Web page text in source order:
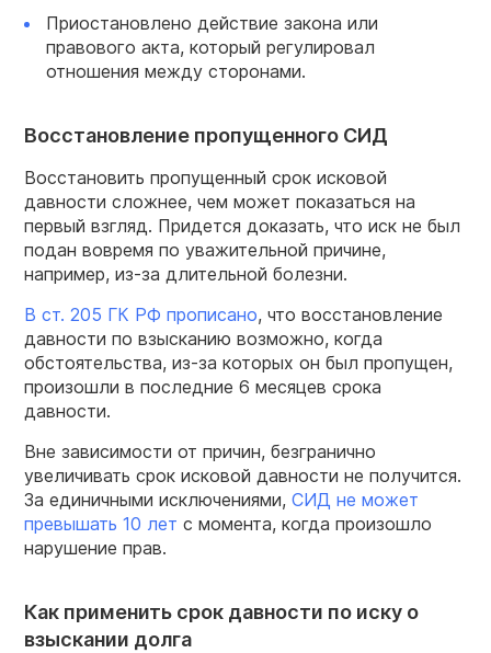
Приостановлено действие закона или
правового акта, который регулировал
отношения между сторонами.
Восстановление пропущенного СИД
Восстановить пропущенный срок исковой
давности сложнее, чем может показаться на
первый взгляд. Придется доказать, что иск не был
подан вовремя по уважительной причине,
например, из-за длительной болезни.
В ст. 205 ГК РФ прописано, что восстановление
давности по взысканию возможно, когда
обстоятельства, из-за которых он был пропущен,
произошли в последние 6 месяцев срока
давности.
Вне зависимости от причин, безгранично
увеличивать срок исковой давности не получится.
За единичными исключениями, СИД не может
превышать 10 лет с момента, когда произошло
нарушение прав.
Как применить срок давности по иску о
взыскании долга